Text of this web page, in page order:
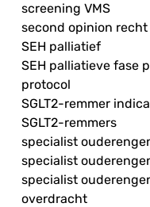
screening VMS
second opinion
SEH palliatief
SEH palliatieve fase
protocol
SGLT2-remmer
SGLT2-remmers
specialist
specialist
specialist
overdracht